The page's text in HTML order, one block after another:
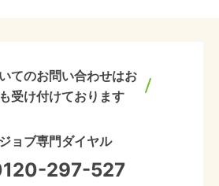
てのお問い合わせはお
受け付けております
ョブ専門ダイヤル
297-527